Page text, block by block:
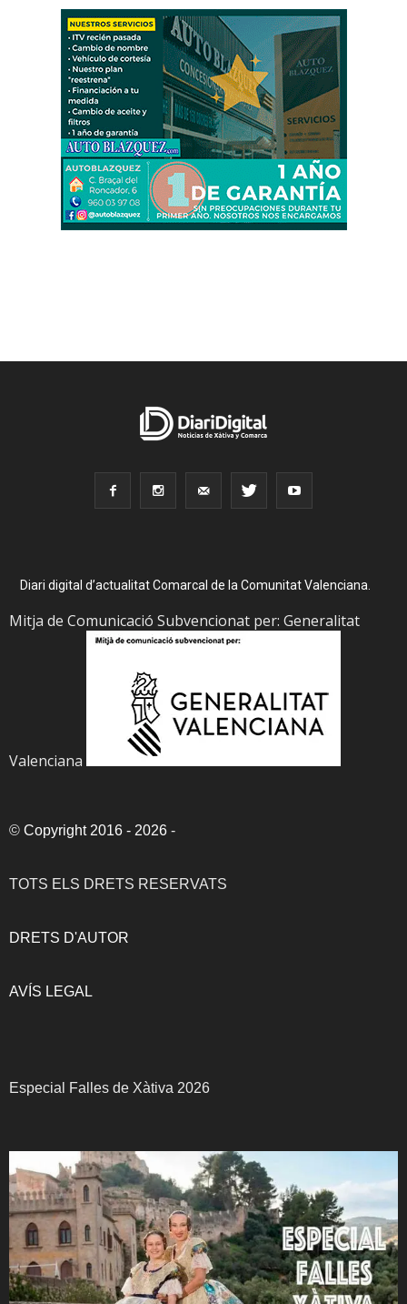
Diari digital d’actualitat Comarcal de la Comunitat Valenciana.
Mitja de Comunicació Subvencionat per: Generalitat
Valenciana
© Copyright 2016 - 2026 -
TOTS ELS DRETS RESERVATS
DRETS D'AUTOR
AVÍS LEGAL
Especial Falles de Xàtiva 2026